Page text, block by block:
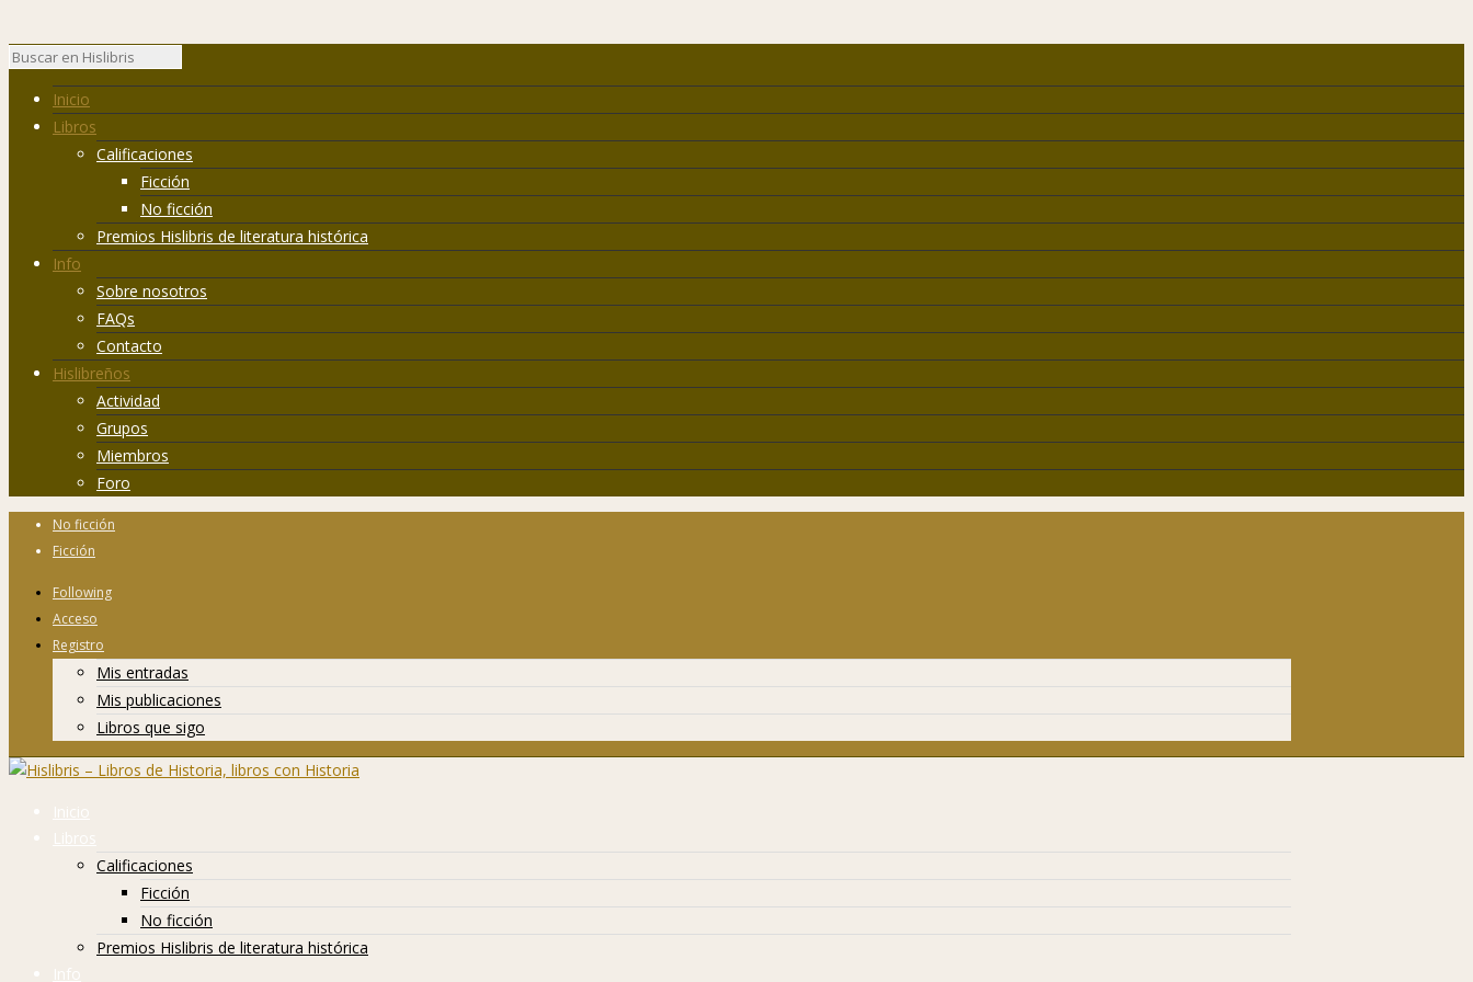
Inicio
Libros
Calificaciones
Ficción
No ficción
Premios Hislibris de literatura histórica
Info
Sobre nosotros
FAQs
Contacto
Hislibreños
Actividad
Grupos
Miembros
Foro
No ficción
Ficción
Following
Acceso
Registro
Mis entradas
Mis publicaciones
Libros que sigo
Inicio
Libros
Calificaciones
Ficción
No ficción
Premios Hislibris de literatura histórica
Info